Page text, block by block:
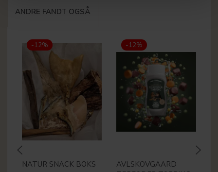
ANDRE FANDT OGSÅ
-12%
NATUR SNACK BOKS
-12%
AVLSKOVGAARD